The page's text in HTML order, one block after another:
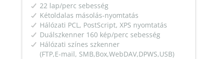
22 lap/perc sebesség
Kétoldalas másolás-nyomtatás
Hálózati PCL, PostScript, XPS nyomtatás
Duálszkenner 160 kép/perc sebesség
Hálózati színes szkenner
(FTP,E-mail, SMB,Box,WebDAV,DPWS,USB)